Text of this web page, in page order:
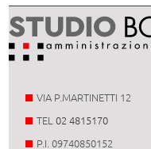
VIA P.MARTINETTI 12
TEL02 4815170
P.I. 09740850152